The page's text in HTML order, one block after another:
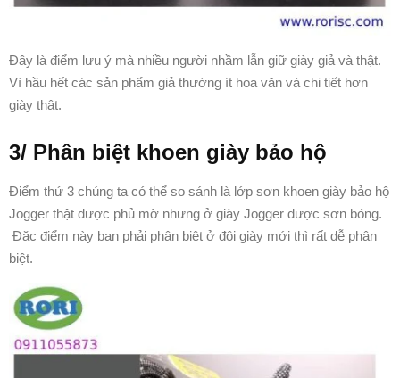
Đây là điểm lưu ý mà nhiều người nhầm lẫn giữ giày giả và thật.
Vì hầu hết các sản phẩm giả thường ít hoa văn và chi tiết hơn
giày thật.
3/ Phân biệt khoen giày bảo hộ
Điểm thứ 3 chúng ta có thể so sánh là lớp sơn khoen giày bảo hộ
Jogger thật được phủ mờ nhưng ở giày Jogger được sơn bóng.
Đặc điểm này bạn phải phân biệt ở đôi giày mới thì rất dễ phân
biệt.